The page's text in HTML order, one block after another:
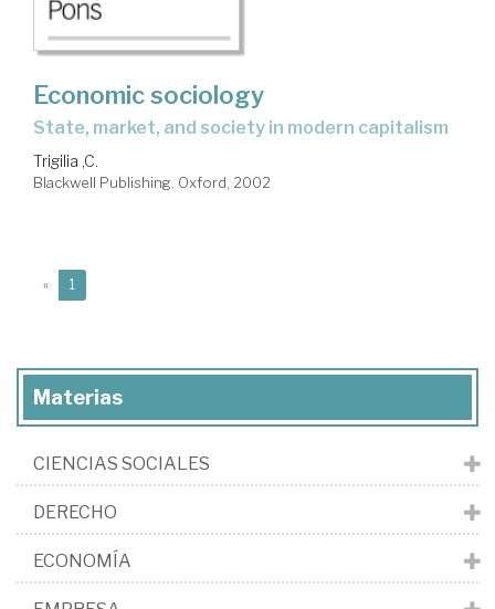
Economic sociology
State, market, and society in modern capitalism
Trigilia ,C.
Blackwell Publishing. Oxford, 2002
« 1
Materias
CIENCIAS SOCIALES
DERECHO
ECONOMÍA